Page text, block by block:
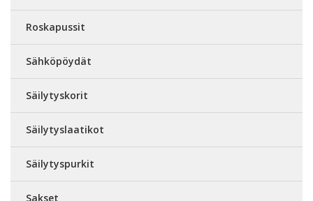
Roskapussit
Sähköpöydät
Säilytyskorit
Säilytyslaatikot
Säilytyspurkit
Sakset